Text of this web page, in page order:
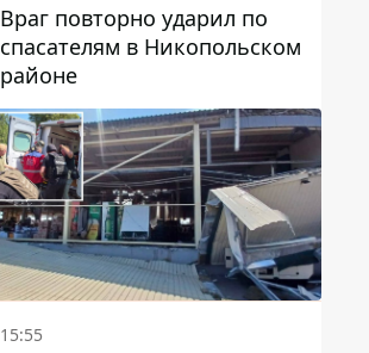
Враг повторно ударил по
спасателям в Никопольском
районе
15:55